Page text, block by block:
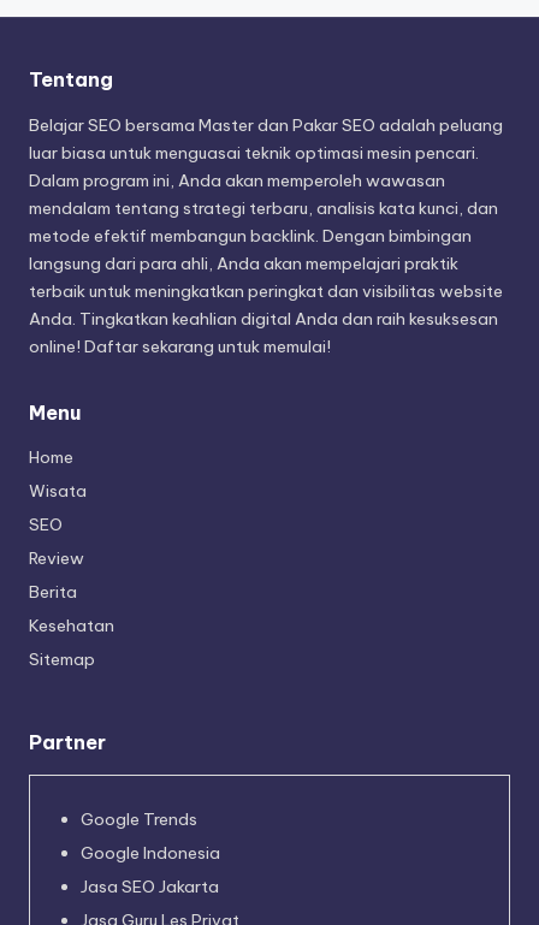
Tentang
Belajar SEO bersama Master dan Pakar SEO adalah peluang
luar biasa untuk menguasai teknik optimasi mesin pencari.
Dalam program ini, Anda akan memperoleh wawasan
mendalam tentang strategi terbaru, analisis kata kunci, dan
metode efektif membangun backlink. Dengan bimbingan
langsung dari para ahli, Anda akan mempelajari praktik
terbaik untuk meningkatkan peringkat dan visibilitas website
Anda. Tingkatkan keahlian digital Anda dan raih kesuksesan
online! Daftar sekarang untuk memulai!
Menu
Home
Wisata
SEO
Review
Berita
Kesehatan
Sitemap
Partner
Google Trends
Google Indonesia
Jasa SEO Jakarta
Jasa Guru Les Privat